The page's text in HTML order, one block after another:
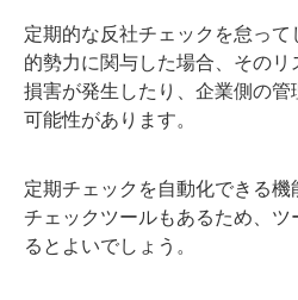
定期的な反社チェックを怠っ
的勢力に関与した場合、その
損害が発生したり、企業側の
可能性があります。
定期チェックを自動化できる
チェックツールもあるため、
るとよいでしょう。